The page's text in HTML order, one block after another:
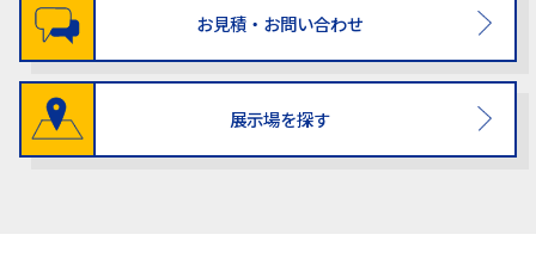
お見積・お問い合わせ
展示場を探す